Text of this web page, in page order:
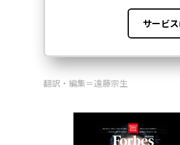
翻訳・編集＝遠藤宗生